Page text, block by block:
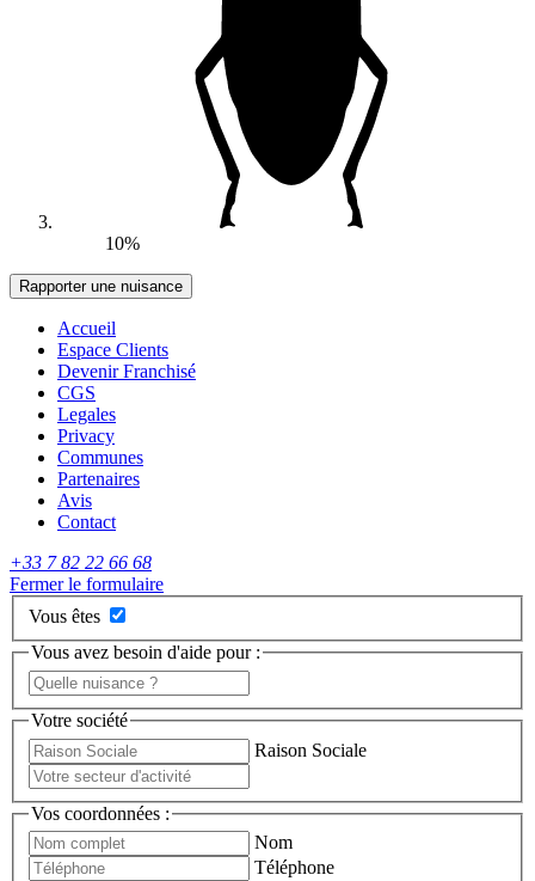
10%
Accueil
Espace Clients
Devenir Franchisé
CGS
Legales
Privacy
Communes
Partenaires
Avis
Contact
+33 7 82 22 66 68
Fermer le formulaire
Vous êtes
Vous avez besoin d'aide pour :
Votre société
Raison Sociale
Vos coordonnées :
Nom
Téléphone